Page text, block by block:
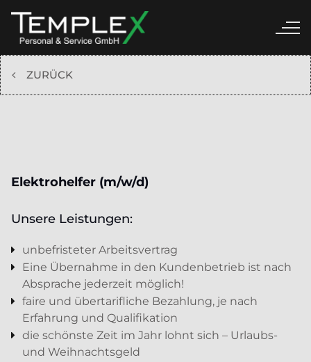
ZURÜCK
Elektrohelfer (m/w/d)
Unsere Leistungen:
unbefristeter Arbeitsvertrag
Eine Übernahme in den Kundenbetrieb ist nach
Absprache jederzeit möglich!
faire und übertarifliche Bezahlung, je nach
Erfahrung und Qualifikation
die schönste Zeit im Jahr lohnt sich – Urlaubs-
und Weihnachtsgeld